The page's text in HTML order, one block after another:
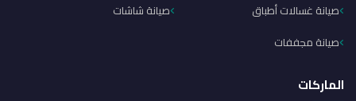
صيانة غسالات أطباق
صيانة شاشات
صيانة مجففات
الماركات